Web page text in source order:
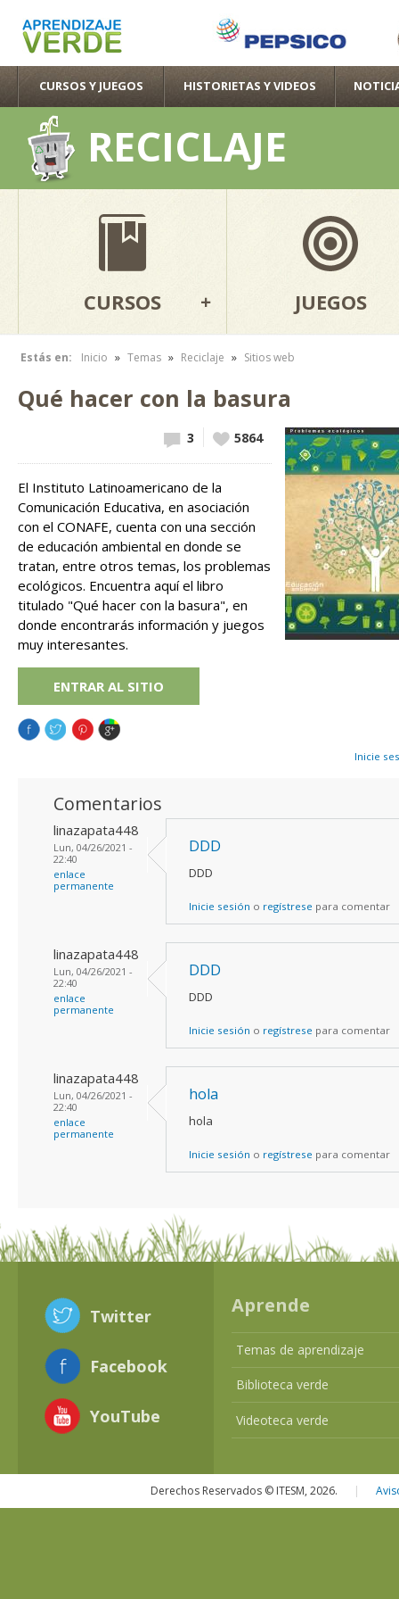
CURSOS Y JUEGOS HISTORIETAS Y VIDEOS
RECICLAJE
CURSOS JUEGOS
Estás en:
Se encuentra usted aquí
Inicio » Temas » Reciclaje » Sitios web
Qué hacer con la basura
5864
Vote
3
El Instituto Latinoamericano de la
Comunicación Educativa, en asociación
con el CONAFE, cuenta con una sección
de educación ambiental en donde se
tratan, entre otros temas, los problemas
ecológicos. Encuentra aquí el libro
titulado "Qué hacer con la basura", en
donde encontrarás información y juegos
muy interesantes.
ENTRAR AL SITIO
Inicie
Comentarios
linazapata448
Lun, 04/26/2021 -
22:40
enlace
permanente
DDD
DDD
Inicie sesión o regístrese para comentar
linazapata448
Lun, 04/26/2021 -
22:40
enlace
permanente
DDD
DDD
Inicie sesión o regístrese para comentar
linazapata448
Lun, 04/26/2021 -
22:40
enlace
permanente
hola
hola
Inicie sesión o regístrese para comentar
Twitter
Facebook
YouTube
Aprende
Temas de aprendizaje
Biblioteca verde
Videoteca verde
Derechos Reservados © ITESM, 2026. |